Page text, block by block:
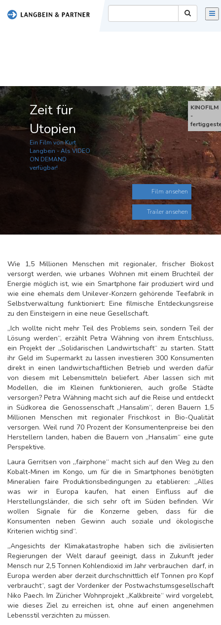
TEAM
KONTAKT
IMPRESSUM
[ENGLISH]
Zeit für
Utopien
Ein Film von Kurt
Langbein - Als VIDEO
ON DEMAND
verfügbar!
KINOFILM
-
Film ansehen
Trailer ansehen
Wie 1,5 Millionen Menschen mit regionaler, frischer Biokost
versorgt werden, wie urbanes Wohnen mit einem Bruchteil der
Energie möglich ist, wie ein Smartphone fair produziert wird und
wie eine ehemals dem Unilever-Konzern gehörende Teefabrik in
Selbstverwaltung funktioniert: Eine filmische Entdeckungsreise
zu den Einsteigern in eine neue Gesellschaft.
„Ich wollte nicht mehr Teil des Problems sein, sondern Teil der
Lösung werden“, erzählt Petra Wähning von ihrem Entschluss,
ein Projekt der „Solidarischen Landwirtschaft“ zu starten. Statt
ihr Geld im Supermarkt zu lassen investieren 300 Konsumenten
direkt in einen landwirtschaftlichen Betrieb und werden dafür
von diesem mit Lebensmitteln beliefert. Aber lassen sich mit
Modellen, die im Kleinen funktionieren, auch große Städte
versorgen? Petra Wähning macht sich auf die Reise und entdeckt
in Südkorea die Genossenschaft „Hansalim“, deren Bauern 1,5
Millionen Menschen mit regionaler Frischkost in Bio-Qualität
versorgen. Weil rund 70 Prozent der Konsumentenpreise bei den
Herstellern landen, haben die Bauern von „Hansalim“ eine gute
Perspektive.
Laura Gerritsen von „fairphone“ macht sich auf den Weg zu den
Kobalt-Minen im Kongo, um für die in Smartphones benötigten
Mineralien faire Produktionsbedingungen zu etablieren: „Alles
was wir in Europa kaufen, hat einen Einfluss auf die
Herstellungsländer, die sich sehr oft im Süden befinden. Wir
wollen Signale für die Konzerne geben, dass für die
Konsumenten neben Gewinn auch soziale und ökologische
Kriterien wichtig sind“.
„Angesichts der Klimakatastrophe haben sich die zivilisierten
Regierungen der Welt darauf geeinigt, dass in Zukunft jeder
Mensch nur 2,5 Tonnen Kohlendioxid im Jahr verbrauchen darf, in
Europa werden aber derzeit durchschnittlich elf Tonnen pro Kopf
verbraucht“, sagt der Vordenker der Postwachstumsgesellschaft
Niko Paech. Im Züricher Wohnprojekt „Kalkbreite“ wird vorgelebt,
wie dieses Ziel zu erreichen ist, ohne auf einen angenehmen
Lebensstil verzichten zu müssen.